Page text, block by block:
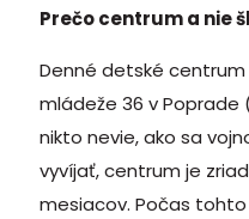
Prečo centrum a nie
Denné detské
mládeže 36 v
nikto nevie, ako sa
vyvíjať, centrum je
mesiacov. Počas